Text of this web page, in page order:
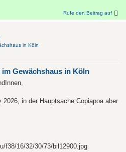
Rufe den Beitrag auf
in Köln
im Gewächshaus in Köln
in der Hauptsache Copiapoa aber
f38/16/32/30/73/bil12900.jpg